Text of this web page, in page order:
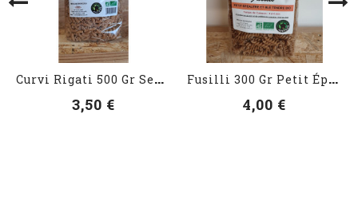
VOIR LES DÉTAILS
C
Urvi Rigati 500 Gr Semi...
3,50 €
VOIR LES DÉTAILS
F
Usilli 300 Gr Petit Épeautre
4,00 €